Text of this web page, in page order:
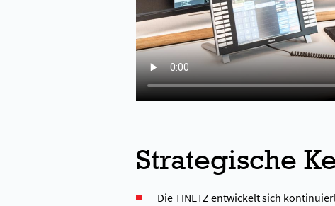
Strategische
Die TINETZ entwickelt sich